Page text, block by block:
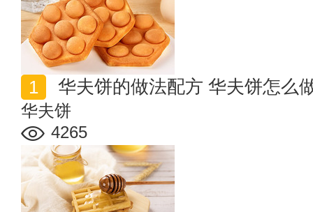
华夫饼的做法配方 华夫饼怎么
华夫饼
4265